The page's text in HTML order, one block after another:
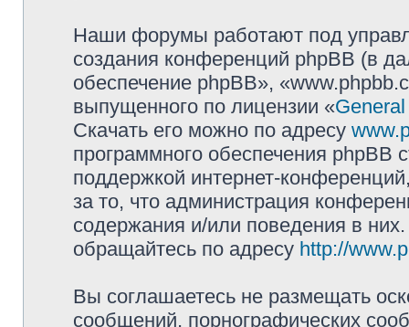
Наши форумы работают под
создания конференций phpBB (в
обеспечение phpBB»,
выпущенного по лицензии «
Скачать его можно по адресу
программного обеспечения phpBB
поддержкой интернет-
за то, что администрация
содержания и/или поведения в
обращайтесь по адресу http://
Вы соглашаетесь не размещать
сообщений, порнографических